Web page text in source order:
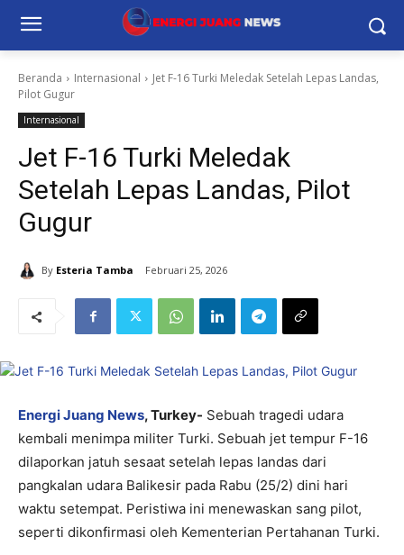
Beranda Internasional
Jet F-16 Turki Meledak Setelah Lepas Landas,
Pilot Gugur
Internasional
Jet F-16 Turki Meledak
Setelah Lepas Landas, Pilot
Gugur
By Esteria Tamba Februari 25, 2026
Energi Juang News, Turkey- Sebuah tragedi udara
kembali menimpa militer Turki. Sebuah jet tempur F-16
dilaporkan jatuh sesaat setelah lepas landas dari
pangkalan udara Balikesir pada Rabu (25/2) dini hari
waktu setempat. Peristiwa ini menewaskan sang pilot,
seperti dikonfirmasi oleh Kementerian Pertahanan Turki.